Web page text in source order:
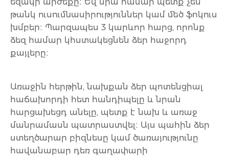
թանկ ուսումնասիրություններ կամ մեծ ֆոկուս
խմբեր։ Պարզապես 3 կարևոր հարց, որոնք
ձեզ համար կհստակեցնեն ձեր հաջորդ
քայլերը։
Առաջին հերթին, նախքան ձեր պոտենցիալ
հաճախորդի հետ հանդիպելը և նրան
հարցախեցդ անելը, պետք է նախ և առաջ
մանրամասն պատրաստվել։ Այս պահին ձեր
ստեղծարար բիզնեսը կամ ծառայությունը
հավանաբար դեռ գաղափարի